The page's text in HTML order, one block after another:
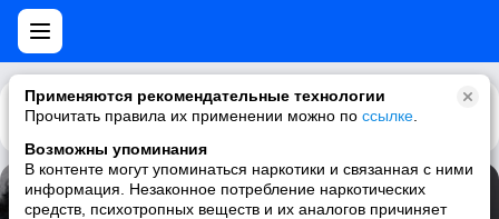
Применяются рекомендательные технологии
Прочитать правила их применении можно по ссылке
Возможны упоминания
В контенте могут упоминаться наркотики и связанная с ними
информация. Незаконное потребление наркотических
средств, психотропных веществ и их аналогов причиняет
Каталог Рекомендации
So Long